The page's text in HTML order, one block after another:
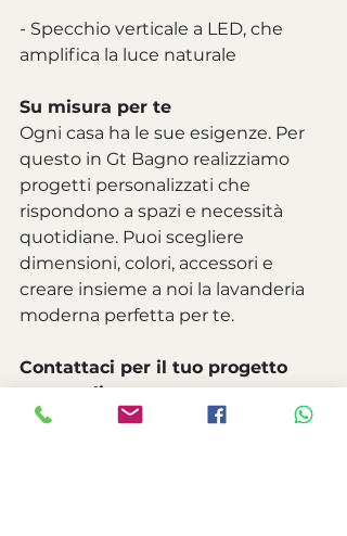
- Specchio verticale a LED, che
amplifica la luce naturale
Su misura per te
Ogni casa ha le sue esigenze. Per
questo in Gt Bagno realizziamo
progetti personalizzati che
rispondono a spazi e necessità
quotidiane. Puoi scegliere
dimensioni, colori, accessori e
creare insieme a noi la lavanderia
moderna perfetta per te.
Contattaci per il tuo progetto
personalizzato